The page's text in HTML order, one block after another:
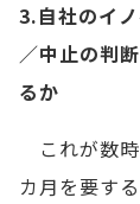
3.自社のイノ
／中止の判
るか
これが数時
カ月を要す